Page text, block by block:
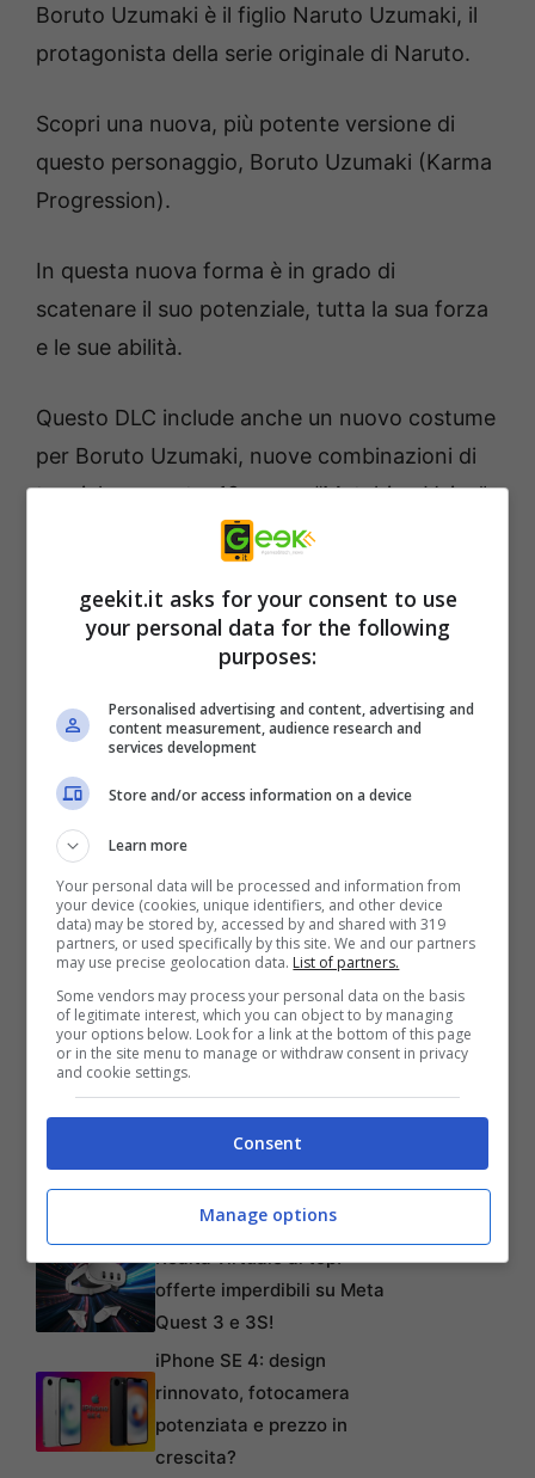
Boruto Uzumaki è il figlio Naruto Uzumaki, il
protagonista della serie originale di Naruto.
Scopri una nuova, più potente versione di
questo personaggio, Boruto Uzumaki (Karma
Progression).
In questa nuova forma è in grado di
scatenare il suo potenziale, tutta la sua forza
e le sue abilità.
Questo DLC include anche un nuovo costume
per Boruto Uzumaki, nuove combinazioni di
tecniche segrete, 12 nuove “Matching Voice”
e 5 “Ninja Info Card Image”.
Il DLC Pack 5 è incluso nel Season Pass del
gioco o può essere acquistato
Per il nuovo trailer:
Articoli recentiL’errore da 780 Milioni di
dollari: la storia dei Bitcoin
perduti in discarica
Realtà virtuale al top:
offerte imperdibili su Meta
Quest 3 e 3S!
iPhone SE 4: design
rinnovato, fotocamera
potenziata e prezzo in
crescita?
geekit.it asks for your consent to use
your personal data for the following
purposes:
Personalised advertising and content, advertising and
content measurement, audience research and
services development
Store and/or access information on a device
Learn more
Your personal data will be processed and information from
your device (cookies, unique identifiers, and other device
data) may be stored by, accessed by and shared with 319
partners, or used specifically by this site. We and our partners
may use precise geolocation data. List of partners.
Some vendors may process your personal data on the basis
of legitimate interest, which you can object to by managing
your options below. Look for a link at the bottom of this page
or in the site menu to manage or withdraw consent in privacy
and cookie settings.
Consent
Manage options